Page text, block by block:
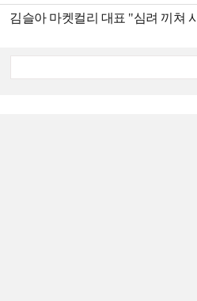
김슬아 마켓컬리 대표 "심려 끼쳐